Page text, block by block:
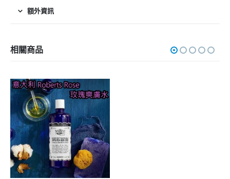
額外資訊
相關商品